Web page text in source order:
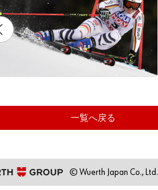
一覧へ戻る
© Wuerth Japan Co., Ltd.